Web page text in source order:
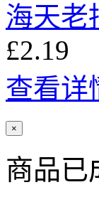
海天老
£2.19
查看详
×
商品已